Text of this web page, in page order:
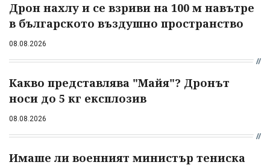
Дрон нахлу и се взриви на 100 м навътре
в българското въздушно пространство
08.08.2026
Какво представлява "Майя"? Дронът
носи до 5 кг експлозив
08.08.2026
Имаше ли военният министър тениска